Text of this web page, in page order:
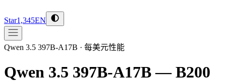
Star1,345EN
Qwen 3.5 397B-A17B · 每美元性能
Qwen 3.5 397B-A17B — B200